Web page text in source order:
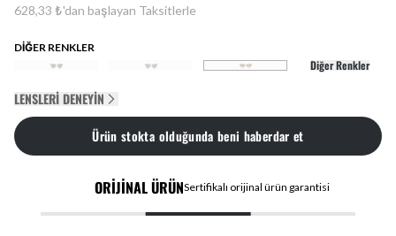
628,33 ₺'dan başlayan Taksitlerle
DİĞER RENKLER
Diğer Renkler
LENSLERI DENEYIN
Ürün stokta olduğunda beni haberdar et
ORİJİNAL ÜRÜNSertifikalı orijinal ürün garantisi